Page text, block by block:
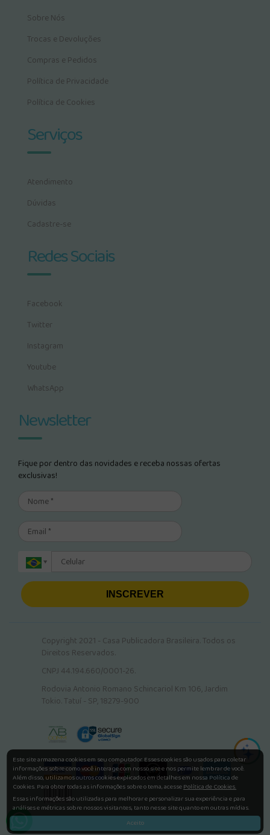
Sobre Nós
Trocas e Devoluções
Compras e Pedidos
Política de Privacidade
Política de Cookies
Serviços
Atendimento
Dúvidas
Cadastre-se
Redes Sociais
Facebook
Twitter
Instagram
Youtube
WhatsApp
Newsletter
Fique por dentro das novidades e receba nossas ofertas
exclusivas!
INSCREVER
Copyright 2021 - Casa Publicadora Brasileira. Todos os
Direitos Reservados.
CNPJ 44.194.660/0001-26.
Rodovia Antonio Romano Schincariol Km 106, Jardim
Tokio. Tatuí - SP, 18279-900
Este site armazena cookies em seu computador. Esses cookies são usados para coletar
informações sobre como você interage com nosso site e nos permite lembrar de você.
Além disso, utilizamos outros cookies explicados em detalhes em nossa Política de
Cookies. Para obter todas as informações sobre o tema, acessePolítica de Cookies.
Essas informações são utilizadas para melhorar e personalizar sua experiência e para
análises e métricas sobre nossos visitantes, tanto nesse site quanto em outras mídias.
Aceito